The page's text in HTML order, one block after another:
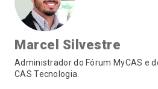
Marcel Silvestre
Administrador do Fórum MyCAS e
CAS Tecnologia.